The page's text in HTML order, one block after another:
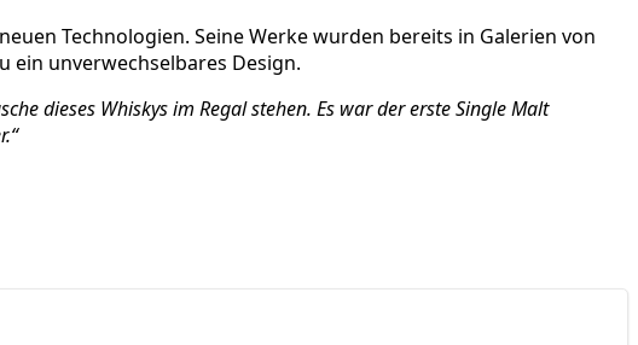
Tech­no­lo­gien. Sei­ne Wer­ke wur­den bereits in Gale­rien von
ein unver­wech­sel­ba­res Design.
die­ses Whis­kys im Regal ste­hen. Es war der ers­te Sin­gle Malt